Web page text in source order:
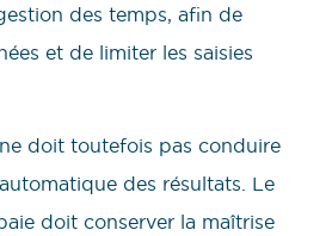
des temps, afin de
et de limiter les saisies
doit toutefois pas conduire
des résultats. Le
doit conserver la maîtrise